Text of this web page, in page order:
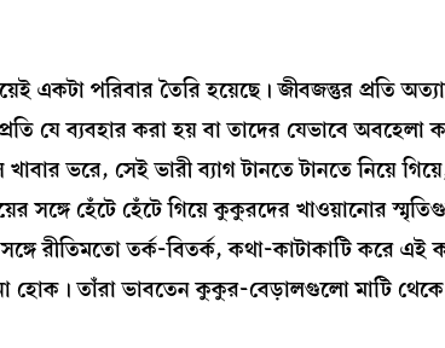
একটা পরিবার তৈরি হয়েছে। জীবজন্তুর প্রতি
যে ব্যবহার করা হয় বা তাদের যেভাবে অবহেলা
ভরে, সেই ভারী ব্যাগ টানতে টানতে নিয়ে
সঙ্গে হেঁটে হেঁটে গিয়ে কুকুরদের খাওয়ানোর
রীতিমতো তর্ক-বিতর্ক, কথা-কাটাকাটি করে এই
হোক। তাঁরা ভাবতেন কুকুর-বেড়ালগুলো মাটি